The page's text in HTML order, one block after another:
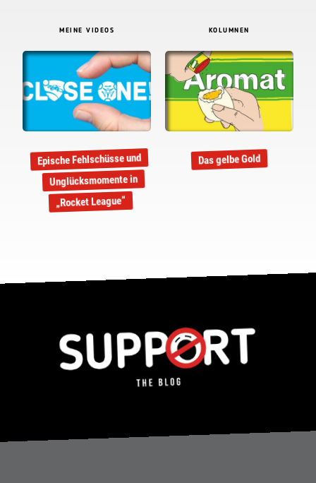
MEINE VIDEOS
Epische Fehlschüsse und
Unglücksmomente in
„Rocket League“
KOLUMNEN
Das gelbe Gold